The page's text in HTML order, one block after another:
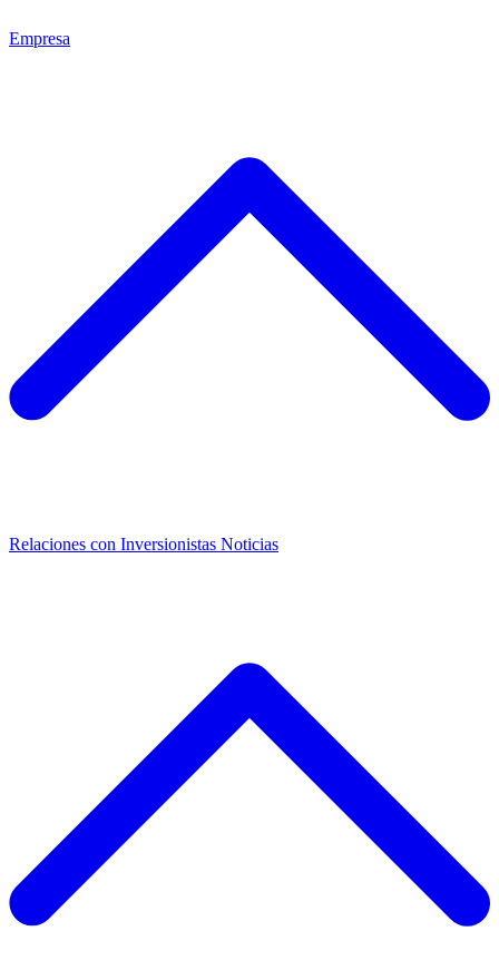
Empresa
Relaciones con Inversionistas Noticias